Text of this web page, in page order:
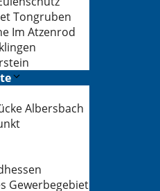
Tongruben
Im Atzenrod
Albersbach
Gewerbegebiet